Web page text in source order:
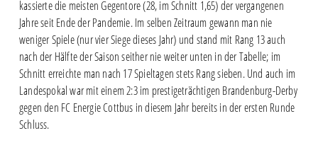
kassierte die meisten Gegentore (28, im Schnitt 1,65) der vergangenen
Jahre seit Ende der Pandemie. Im selben Zeitraum gewann man nie
weniger Spiele (nur vier Siege dieses Jahr) und stand mit Rang 13 auch
nach der Hälfte der Saison seither nie weiter unten in der Tabelle; im
Schnitt erreichte man nach 17 Spieltagen stets Rang sieben. Und auch im
Landespokal war mit einem 2:3 im prestigeträchtigen Brandenburg-Derby
gegen den FC Energie Cottbus in diesem Jahr bereits in der ersten Runde
Schluss.